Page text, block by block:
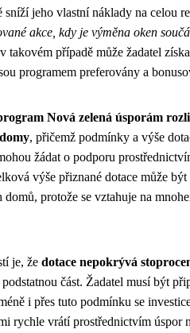
sníží jeho vlastní náklady na celou
akce, kdy je výměna oken
takovém případě může žadatel
programem preferovány a
Nová zelená úsporám
, přičemž podmínky a výše
žádat o podporu
výše přiznané dotace může
protože se vztahuje na
je, že dotace nepokrývá
část. Žadatel musí být
i přes tuto podmínku se
rychle vrátí prostřednictvím úspor